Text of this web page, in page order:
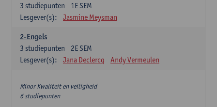
1E SEM
3 studiepunten
Lesgever(s):
Jasmine Meysman
2-Engels
2E SEM
3 studiepunten
Lesgever(s):
Jana Declercq Andy Vermeulen
Minor Kwaliteit en veiligheid
6 studiepunten